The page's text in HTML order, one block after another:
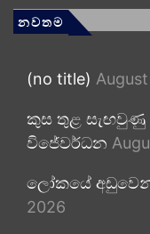
නවතම
(no title)
කුස තුළ
විජේවර්ධන
ලෝකයේ
2026